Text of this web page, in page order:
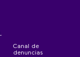
Canal de
denuncias